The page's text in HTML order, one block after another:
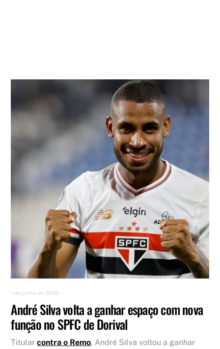
1 de junho de 2026
André Silva volta a ganhar espaço com nova
função no SPFC de Dorival
Titularcontra o Remo, André Silva voltou a ganhar